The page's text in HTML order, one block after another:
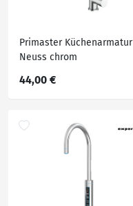
Primaster Küchenarmatur
Neuss chrom
44,00 €